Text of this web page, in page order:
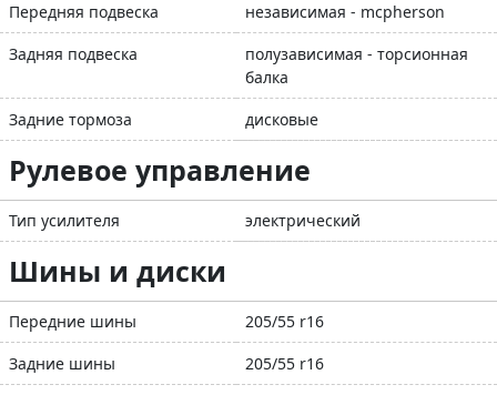
Передняя подвеска
независимая - mcpherson
Задняя подвеска
полузависимая - торсионная
балка
Задние тормоза
дисковые
Рулевое управление
Тип усилителя электрический
Шины и диски
Передние шины
205/55 r16
Задние шины
205/55 r16